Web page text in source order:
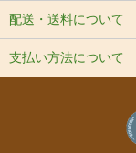
配送・送料について
支払い方法について